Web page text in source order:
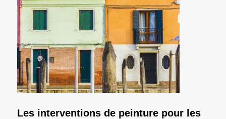
Les interventions de peinture pour les